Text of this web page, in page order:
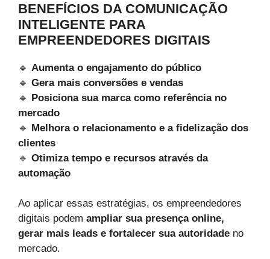
BENEFÍCIOS DA COMUNICAÇÃO
INTELIGENTE PARA
EMPREENDEDORES DIGITAIS
🔹 Aumenta o engajamento do público
🔹 Gera mais conversões e vendas
🔹 Posiciona sua marca como referência no
mercado
🔹 Melhora o relacionamento e a fidelização dos
clientes
🔹 Otimiza tempo e recursos através da
automação
Ao aplicar essas estratégias, os empreendedores
digitais podem ampliar sua presença online,
gerar mais leads e fortalecer sua autoridade no
mercado.